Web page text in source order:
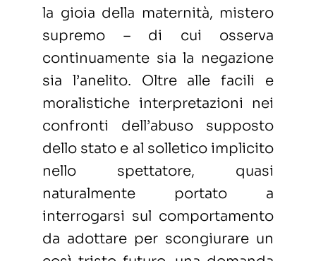
la gioia della maternità, mistero
supremo ­­– di cui osserva
continuamente sia la negazione
sia l’anelito. Oltre alle facili e
moralistiche interpretazioni nei
confronti dell’abuso supposto
dello stato e al solletico implicito
nello spettatore, quasi
naturalmente portato a
interrogarsi sul comportamento
da adottare per scongiurare un